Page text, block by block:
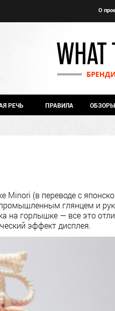
О
РЕЧЬ ПРАВИЛА ОБЗОРЫ
Minori (в переводе с
глянцем и
на горлышке — все это
эффект дисплея.